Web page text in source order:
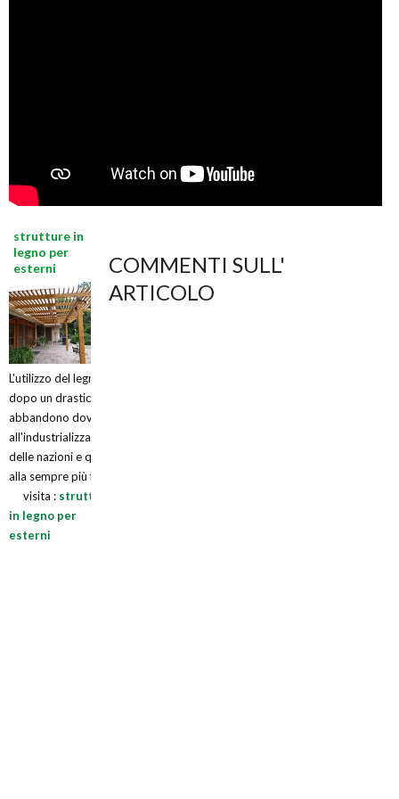
strutture in
legno per
esterni
L'utilizzo del legno,
dopo un drastico
abbandono dovuto
all'industrializzazione
delle nazioni e quindi
alla sempre più f
visita : strutture
in legno per
esterni
COMMENTI SULL'
ARTICOLO